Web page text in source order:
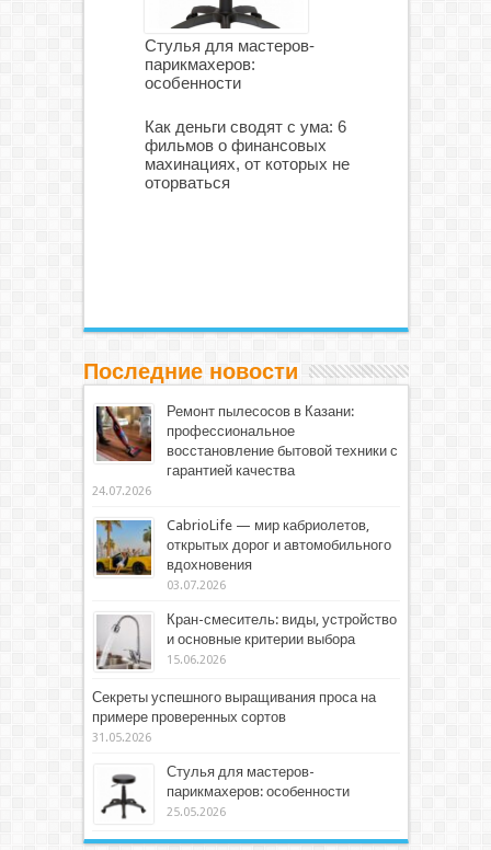
Стулья для мастеров-
парикмахеров:
особенности
Как деньги сводят с ума: 6
фильмов о финансовых
махинациях, от которых не
оторваться
Последние новости
Ремонт пылесосов в Казани:
профессиональное
восстановление бытовой техники с
гарантией качества
24.07.2026
CabrioLife — мир кабриолетов,
открытых дорог и автомобильного
вдохновения
03.07.2026
Кран-смеситель: виды, устройство
и основные критерии выбора
15.06.2026
Секреты успешного выращивания проса на
примере проверенных сортов
31.05.2026
Стулья для мастеров-
парикмахеров: особенности
25.05.2026